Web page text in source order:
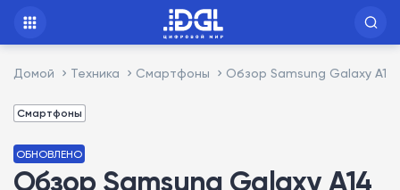
Домой Техника Смартфоны Обзор Samsung Galaxy A14
Смартфоны
ОБНОВЛЕНО
Обзор Samsung Galaxy A14